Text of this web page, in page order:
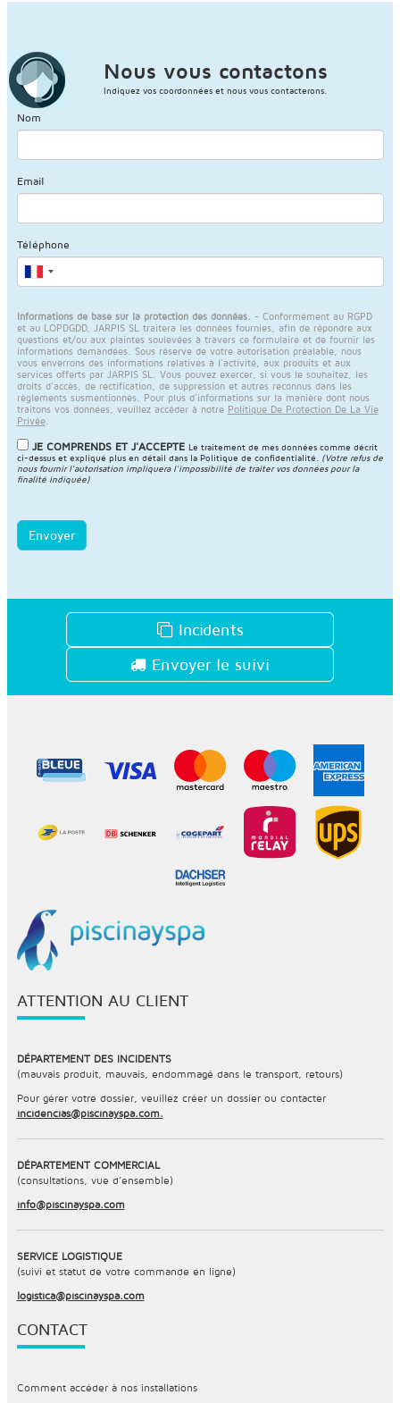
Nous vous contactons
Indiquez vos coordonnées et nous vous contacterons.
Nom
Email
Téléphone
Informations de base sur la protection des données.
- Conformément au RGPD
et au LOPDGDD, JARPIS SL traitera les données fournies, afin de répondre aux
questions et/ou aux plaintes soulevées à travers ce formulaire et de fournir les
informations demandées. Sous réserve de votre autorisation préalable, nous
vous enverrons des informations relatives à l'activité, aux produits et aux
services offerts par JARPIS SL. Vous pouvez exercer, si vous le souhaitez, les
droits d'accès, de rectification, de suppression et autres reconnus dans les
règlements susmentionnés. Pour plus d'informations sur la manière dont nous
traitons vos données, veuillez accéder à notre Politique De Protection De La Vie
Privée.
JE COMPRENDS ET J'ACCEPTE Le traitement de mes données comme décrit
ci-dessus et expliqué plus en détail dans la Politique de confidentialité
(Votre refus de
nous fournir l'autorisation impliquera l'impossibilité de traiter vos données pour la
finalité indiquée)
Envoyer
Incidents
Envoyer le suivi
ATTENTION AU CLIENT
DÉPARTEMENT DES INCIDENTS
(mauvais produit, mauvais, endommagé dans le transport, retours)
Pour gérer votre dossier, veuillez créer un dossier ou contacter
incidencias@piscinayspa.com.
DÉPARTEMENT COMMERCIAL
(consultations, vue d’ensemble)
info@piscinayspa.com
SERVICE LOGISTIQUE
(suivi et statut de votre commande en ligne)
logistica@piscinayspa.com
CONTACT
Comment accéder à nos installations